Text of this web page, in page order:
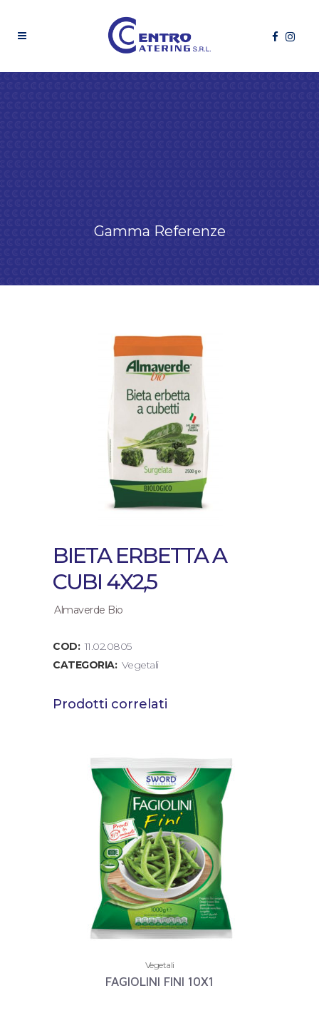
Gamma Referenze
BIETA ERBETTA A
CUBI 4X2,5
Almaverde Bio
COD: 11.02.0805
CATEGORIA: Vegetali
Prodotti correlati
Vegetali
FAGIOLINI FINI 10X1